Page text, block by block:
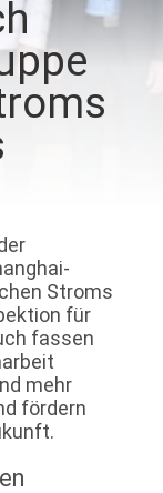
Stroms
für
fassen
mehr
fördern